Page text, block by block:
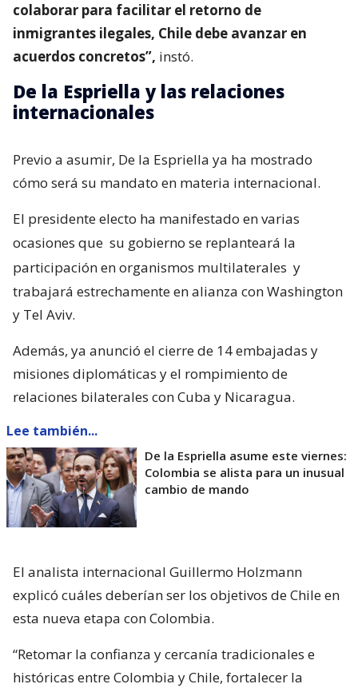
colaborar para facilitar el retorno de
inmigrantes ilegales, Chile debe avanzar en
acuerdos concretos”, instó.
De la Espriella y las relaciones
internacionales
Previo a asumir, De la Espriella ya ha mostrado
cómo será su mandato en materia internacional.
El presidente electo ha manifestado en varias
ocasiones que su gobierno se replanteará la
participación en organismos multilaterales y
trabajará estrechamente en alianza con Washington
y Tel Aviv.
Además, ya anunció el cierre de 14 embajadas y
misiones diplomáticas y el rompimiento de
relaciones bilaterales con Cuba y Nicaragua.
Lee también...
De la Espriella asume este viernes:
Colombia se alista para un inusual
cambio de mando
El analista internacional Guillermo Holzmann
explicó cuáles deberían ser los objetivos de Chile en
esta nueva etapa con Colombia.
“Retomar la confianza y cercanía tradicionales e
históricas entre Colombia y Chile, fortalecer la